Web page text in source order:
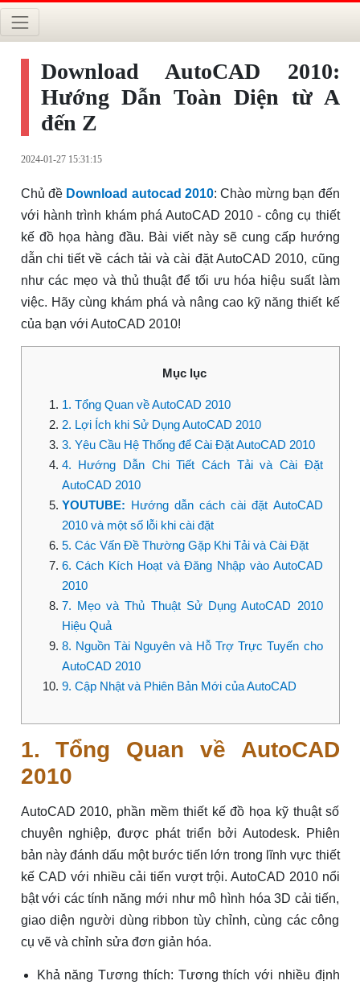
Download AutoCAD 2010:
Hướng Dẫn Toàn Diện từ A
đến Z
2024-01-27 15:31:15
Chủ đề Download autocad 2010: Chào mừng bạn đến
với hành trình khám phá AutoCAD 2010 - công cụ thiết
kế đồ họa hàng đầu. Bài viết này sẽ cung cấp hướng
dẫn chi tiết về cách tải và cài đặt AutoCAD 2010, cũng
như các mẹo và thủ thuật để tối ưu hóa hiệu suất làm
việc. Hãy cùng khám phá và nâng cao kỹ năng thiết kế
của bạn với AutoCAD 2010!
Mục lục
1. Tổng Quan về AutoCAD 2010
2. Lợi Ích khi Sử Dụng AutoCAD 2010
3. Yêu Cầu Hệ Thống để Cài Đặt AutoCAD 2010
4. Hướng Dẫn Chi Tiết Cách Tải và Cài Đặt
AutoCAD 2010
YOUTUBE: Hướng dẫn cách cài đặt AutoCAD
2010 và một số lỗi khi cài đặt
5. Các Vấn Đề Thường Gặp Khi Tải và Cài Đặt
6. Cách Kích Hoạt và Đăng Nhập vào AutoCAD
2010
7. Mẹo và Thủ Thuật Sử Dụng AutoCAD 2010
Hiệu Quả
8. Nguồn Tài Nguyên và Hỗ Trợ Trực Tuyến cho
AutoCAD 2010
9. Cập Nhật và Phiên Bản Mới của AutoCAD
1. Tổng Quan về AutoCAD
2010
AutoCAD 2010, phần mềm thiết kế đồ họa kỹ thuật số
chuyên nghiệp, được phát triển bởi Autodesk. Phiên
bản này đánh dấu một bước tiến lớn trong lĩnh vực thiết
kế CAD với nhiều cải tiến vượt trội. AutoCAD 2010 nổi
bật với các tính năng mới như mô hình hóa 3D cải tiến,
giao diện người dùng ribbon tùy chỉnh, cùng các công
cụ vẽ và chỉnh sửa đơn giản hóa.
Khả năng Tương thích: Tương thích với nhiều định